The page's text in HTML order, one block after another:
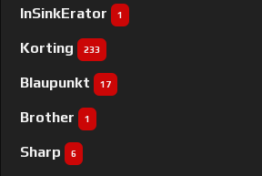
InSinkErator 1
Korting 233
Blaupunkt 17
Brother 1
Sharp 6